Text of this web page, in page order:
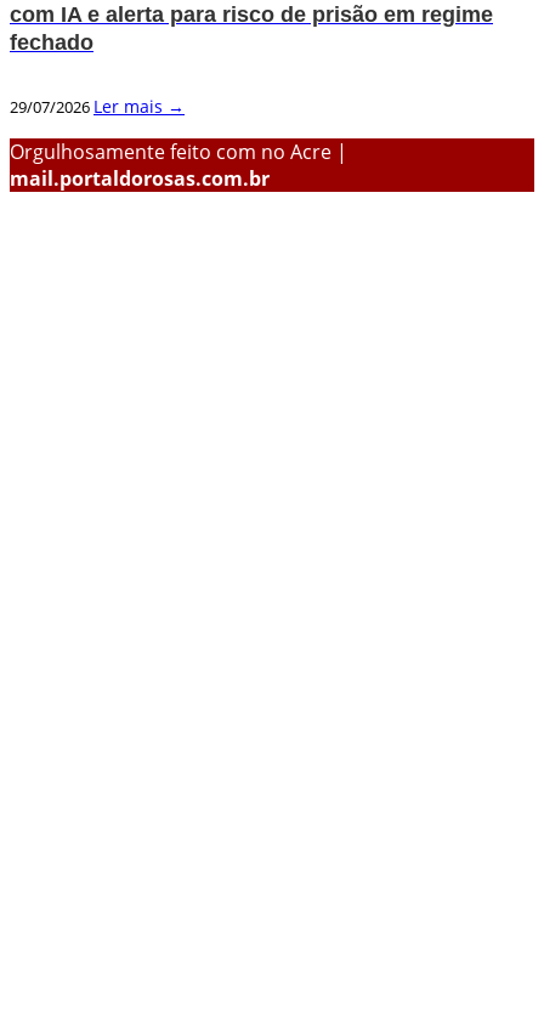
com IA e alerta para risco de prisão em regime
fechado
29/07/2026 Ler mais →
Orgulhosamente feito com no Acre |
mail.portaldorosas.com.br